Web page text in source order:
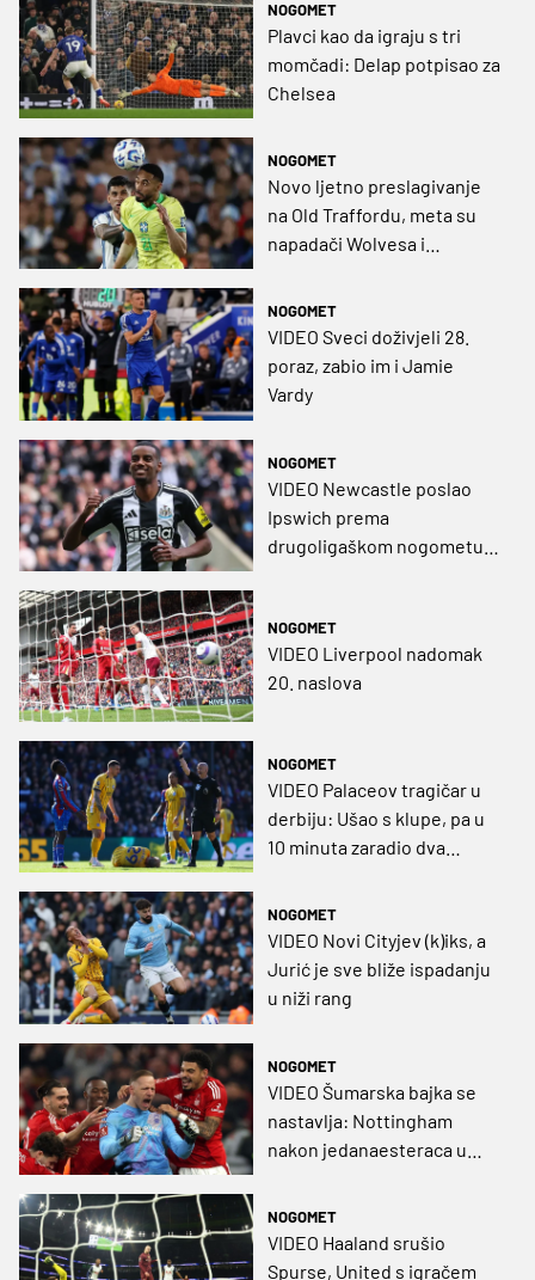
NOGOMET
Plavci kao da igraju s tri
momčadi: Delap potpisao za
Chelsea
NOGOMET
Novo ljetno preslagivanje
na Old Traffordu, meta su
napadači Wolvesa i
NOGOMET
VIDEO Sveci doživjeli 28.
poraz, zabio im i Jamie
Vardy
NOGOMET
VIDEO Newcastle poslao
Ipswich prema
drugoligaškom nogometu
NOGOMET
VIDEO Liverpool nadomak
20. naslova
NOGOMET
VIDEO Palaceov tragičar u
derbiju: Ušao s klupe, pa u
10 minuta zaradio dva
NOGOMET
VIDEO Novi Cityjev (k)iks, a
Jurić je sve bliže ispadanju
u niži rang
NOGOMET
VIDEO Šumarska bajka se
nastavlja: Nottingham
nakon jedanaesteraca u
NOGOMET
VIDEO Haaland srušio
Spurse, United s igračem